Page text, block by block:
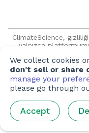
Sanatçılar:Steffi Tan ,
Brigham-Ward, Mira Lu ,
Xie ,Soleil Hayes-Pollard
Sabrina Lam,Alex
Gözden geçirenler Ed
Steinberger,Mina Frost
ClimateScience,
yalnızca
satmayacağımıza veya
sizinle talep
We collect cookies
don't sell or share
manage your
please go through
Accept